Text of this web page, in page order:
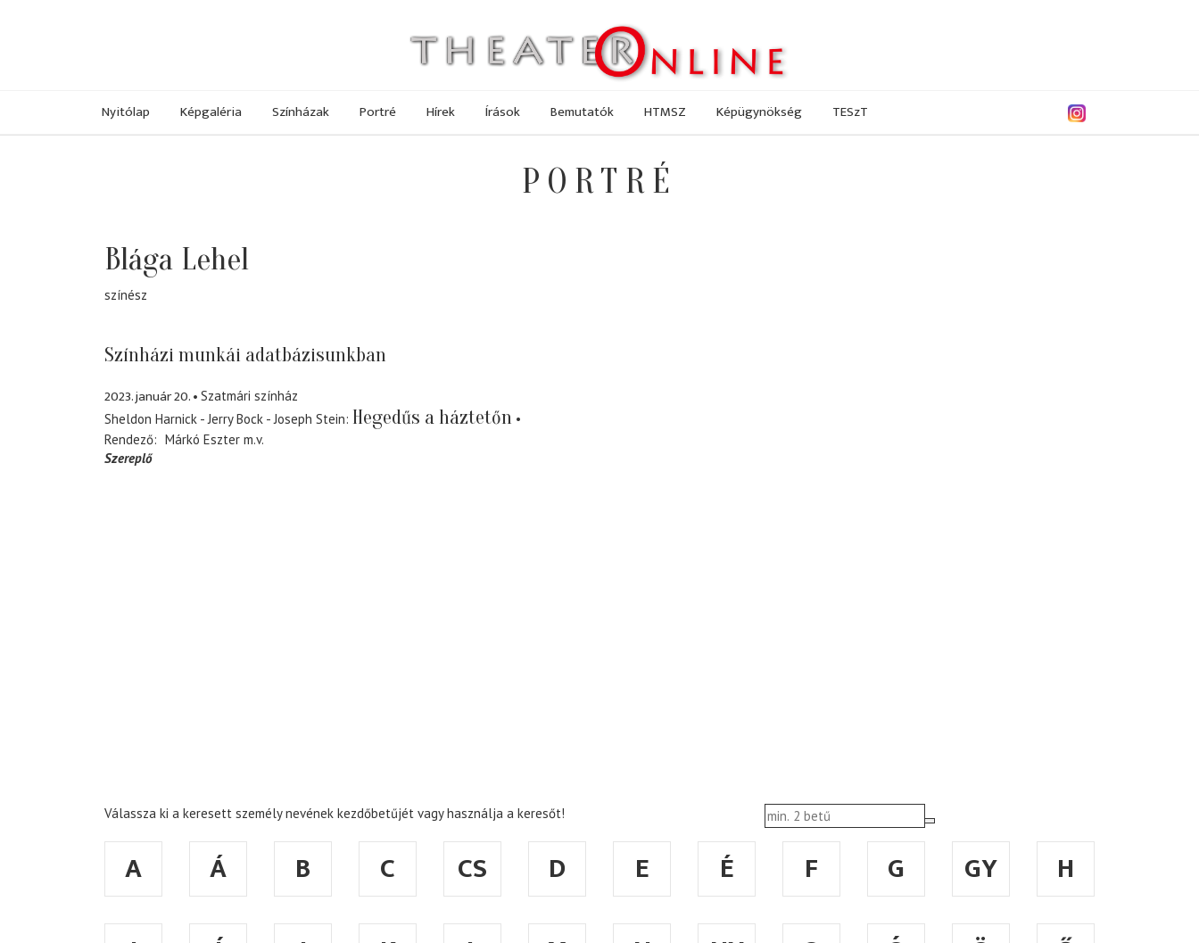
Nyitólap Képgaléria Színházak Portré Hírek Írások Bemutatók HTMSZ Képügynökség TESzT
PORTRÉ
Blága Lehel
színész
Színházi munkái adatbázisunkban
2023. január 20.
Szatmári színház
Sheldon Harnick - Jerry Bock - Joseph Stein Hegedűs a háztetőn
Rendező Márkó Eszter m.v.
Szereplő
Válassza ki a keresett személy nevének kezdőbetűjét vagy használja a keresőt!
A Á B C CS D E É F G GY
H